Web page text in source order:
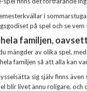
i
på spel och se vem
hela familjen,
mängder av olika spel,
familjen så att alla kan
sig själv finns
blir livet ännu roligare,